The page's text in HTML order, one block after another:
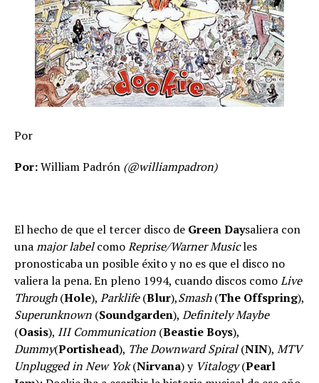
Por
Por:William Padrón (@williampadron)
El hecho de que el tercer disco de Green Daysaliera con
unamajor labelcomoReprise/Warner Musicles
pronosticaba un posible éxito y no es que el disco no
valiera la pena. En pleno 1994, cuando discos comoLive
Through(Hole), Parklife(Blur),Smash(The Offspring),
Superunknown (Soundgarden), Definitely Maybe
(Oasis), III Communication (Beastie Boys),
Dummy(Portishead), The Downward Spiral(NIN), MTV
Unplugged in New Yok(Nirvana) y Vitalogy(Pearl